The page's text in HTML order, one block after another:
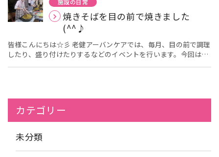
川麻美
施設の日常
焼きそばを目の前で焼きました
(^^♪
皆様こんにちは☆彡 老健アーバンケアでは、毎月、目の前で調理
したり、盛り付けたりするなどのイベントを行います。今回は2
カテゴリー
未分類